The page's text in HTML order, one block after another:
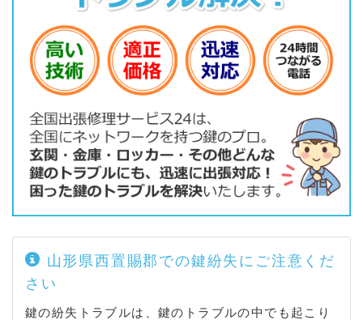
窪 / 中山 / 萩野 / 針生 / 広野 / 箕和田 / 深山 / 山口
/ 横田尻
飯豊町
岩倉 / 宇津沢 / 上原 / 遅谷 / 数馬 / 上屋地 / 川内戸
/ 黒沢 / 小白川 / 小屋 / 下屋地 / 白川 / 須郷 / 添川
松原
山形県西置賜郡での鍵紛失にご注意くだ
さい
鍵の紛失トラブルは、鍵のトラブルの中でも起こり